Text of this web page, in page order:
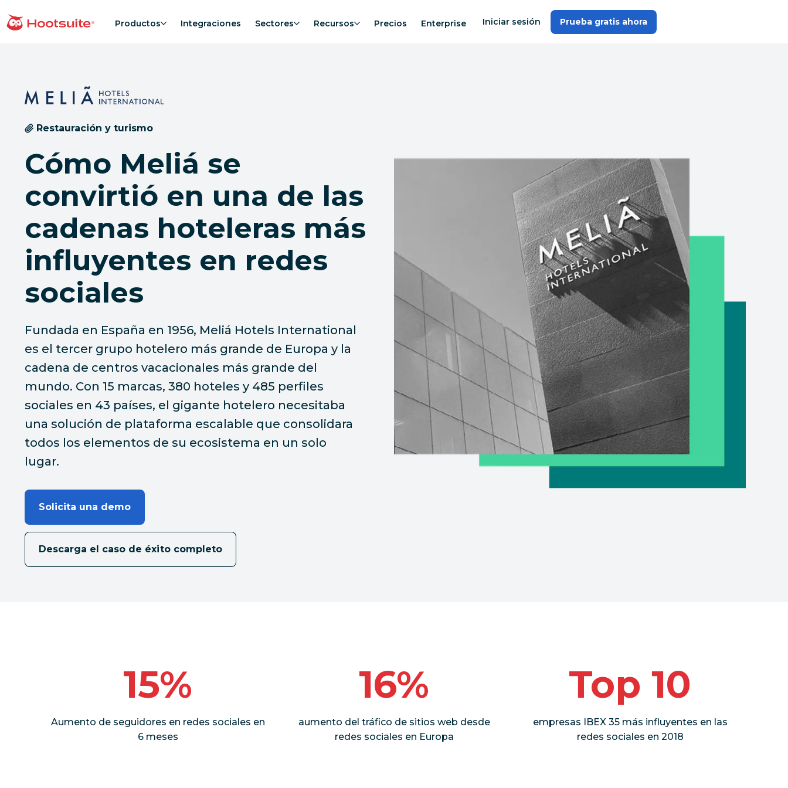
al
Página principal Productos Integraciones Sectores Recursos Precios Enterprise Iniciar sesión Prueba gratis ahora
Restauración y turismo
Cómo Meliá se
convirtió en una de las
cadenas hoteleras más
influyentes en redes
sociales
Fundada en España en 1956, Meliá Hotels International
es el tercer grupo hotelero más grande de Europa y la
cadena de centros vacacionales más grande del
mundo. Con 15 marcas, 380 hoteles y 485 perfiles
sociales en 43 países, el gigante hotelero necesitaba
una solución de plataforma escalable que consolidara
todos los elementos de su ecosistema en un solo
lugar.
Solicita una demo
Descarga el caso de éxito completo
15%
Aumento de seguidores en redes sociales en
6 meses
16%
aumento del tráfico de sitios web desde
redes sociales en Europa
Top 10
empresas IBEX 35 más influyentes en las
redes sociales en 2018